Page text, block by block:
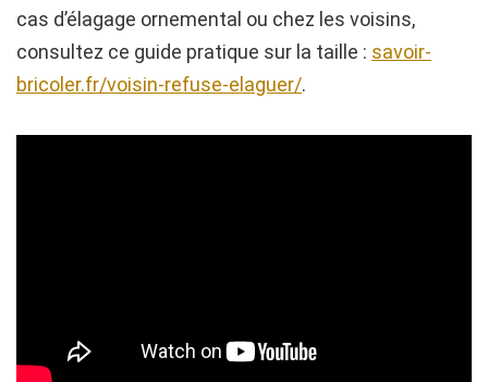
cas d’élagage ornemental ou chez les voisins,
consultez ce guide pratique sur la taille : savoir-
bricoler.fr/voisin-refuse-elaguer/.